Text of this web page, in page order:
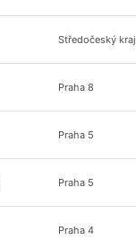
Středočeský kraj
Praha 8
Praha 5
Praha 5
Praha 4